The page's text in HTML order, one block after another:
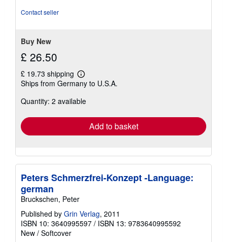
Contact seller
Buy New
£ 26.50
£ 19.73 shipping
Learn
more
shipping
Ships from Germany to U.S.A.
Quantity: 2 available
Add to basket
Peters Schmerzfrei-Konzept -Language:
german
Bruckschen, Peter
Published by Grin Verlag, 2011
ISBN 10: 3640995597 / ISBN 13: 9783640995592
New / Softcover